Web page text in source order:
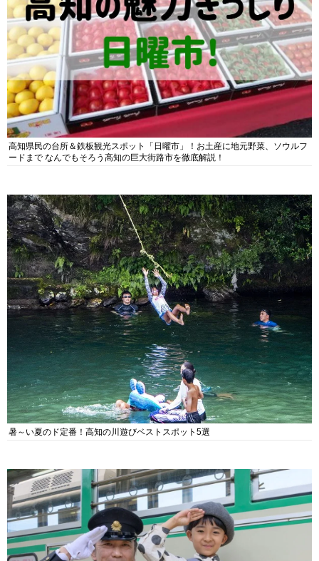
高知県民の台所＆鉄板観光スポット「日曜市」！お土産に地元野菜、ソウルフ
ードまで なんでもそろう高知の巨大街路市を徹底解説！
暑～い夏のド定番！高知の川遊びベストスポット5選